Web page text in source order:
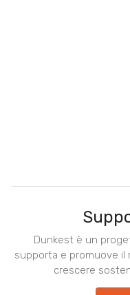
Dunkest è un
supporta e promuove il
crescere